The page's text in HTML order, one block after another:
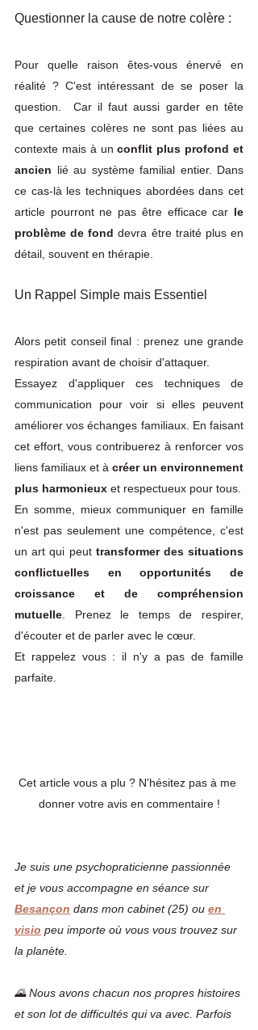
Questionner la cause de notre colère :
Pour quelle raison êtes-vous énervé en
réalité ? C'est intéressant de se poser la
question.  Car il faut aussi garder en tête
que certaines colères ne sont pas liées au
contexte mais à un conflit plus profond et
ancien lié au système familial entier. Dans
ce cas-là les techniques abordées dans cet
article pourront ne pas être efficace car le
problème de fond devra être traité plus en
détail, souvent en thérapie.
Un Rappel Simple mais Essentiel
Alors petit conseil final : prenez une grande
respiration avant de choisir d'attaquer.
Essayez d'appliquer ces techniques de
communication pour voir si elles peuvent
améliorer vos échanges familiaux. En faisant
cet effort, vous contribuerez à renforcer vos
liens familiaux et à créer un environnement
plus harmonieux et respectueux pour tous.
En somme, mieux communiquer en famille
n'est pas seulement une compétence, c'est
un art qui peut transformer des situations
conflictuelles en opportunités de
croissance et de compréhension
mutuelle . Prenez le temps de respirer,
d'écouter et de parler avec le cœur.
Et rappelez vous : il n'y a pas de famille
parfaite.
Cet article vous a plu ? N'hésitez pas à me
donner votre avis en commentaire !
Je suis une psychopraticienne passionnée
et je vous accompagne en séance sur
Besançon dans mon cabinet (25) ou en
visio peu importe où vous vous trouvez sur
la planète.
🌄 Nous avons chacun nos propres histoires
et son lot de difficultés qui va avec. Parfois